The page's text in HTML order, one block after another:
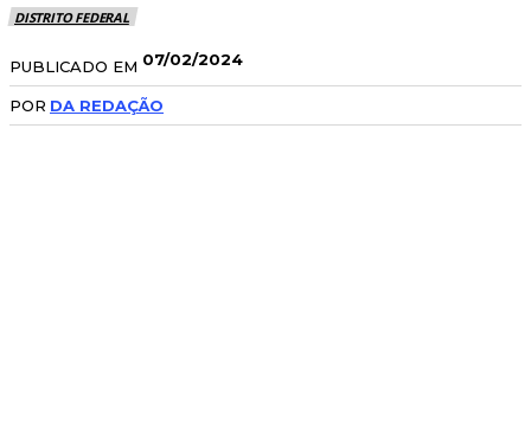
DISTRITO FEDERAL
PUBLICADO EM 07/02/2024
POR DA REDAÇÃO